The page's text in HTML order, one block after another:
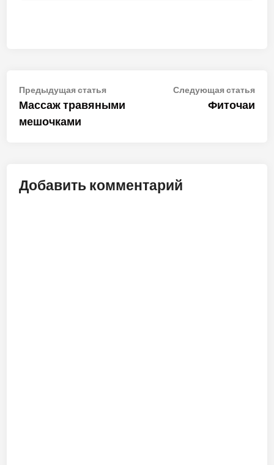
Навигация
по
записям
Предыдущая статьяПредыдущая
статья:
Массаж травяными
мешочками
Следующая статья
Фиточаи
Добавить комментарий